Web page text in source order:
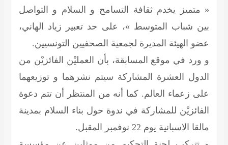
« متميز يخدم ثقافة التسامح و السلام و التواصل
بين شباب المتوسط »، على حد تعبير زياد الهاني،
عضو الهيئة المديرة لجمعية الصحفيين التونسيين.
و ورد في موقع المسابقة، بأن العمليْن الفائزيْن من
الدول العشرة المشاركة سيتم نشرهما و توزيعهما
على زعماء العالم. كما أنه من المنتظر أن تتم دعوة
الفائزيْن للمشاركة في ندوة حول بناء السلام بمدينة
مالقا الاسبانية يوم 22 نوفمبر المقبل.